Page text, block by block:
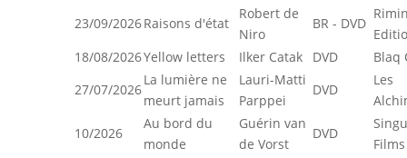
23/09/2026Raisons d'état
Robert de
Niro
BR - DVD
18/08/2026Yellow letters Ilker Catak DVD
Blaq
27/07/2026
La lumière ne
meurt jamais
Lauri-Matti
Parppei
DVD
Les
10/2026
Au bord du
monde
Guérin van
de Vorst
DVD
Films